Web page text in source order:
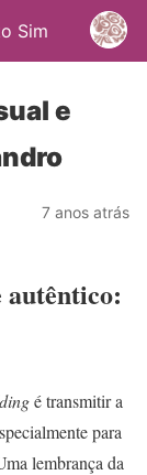
Sim
e
7 anos atrás
autêntico:
é transmitir a
para
lembrança da